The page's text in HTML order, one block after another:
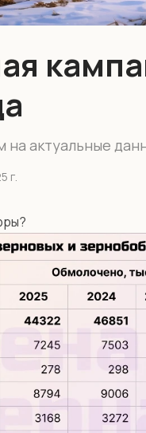
актуальные
г.